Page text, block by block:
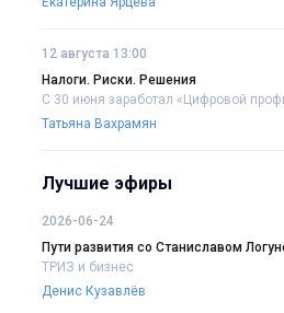
12 августа 13:00
Налоги. Риски. Решения
С 30 июня заработал «Цифровой
Татьяна Вахрамян
Лучшие эфиры
2026-06-24
Пути развития со Станиславом
ТРИЗ и бизнес
Денис Кузавлёв